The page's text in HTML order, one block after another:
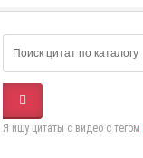
Я ищу цитаты с видео с тегом